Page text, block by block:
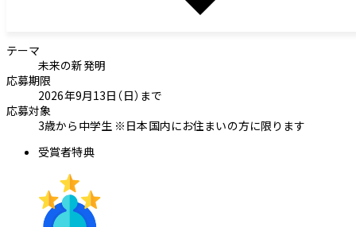
テーマ
未来の新発明
応募期限
2026年9月13日（日）まで
応募対象
3歳から中学生 ※日本国内にお住まいの方に限ります
受賞者特典